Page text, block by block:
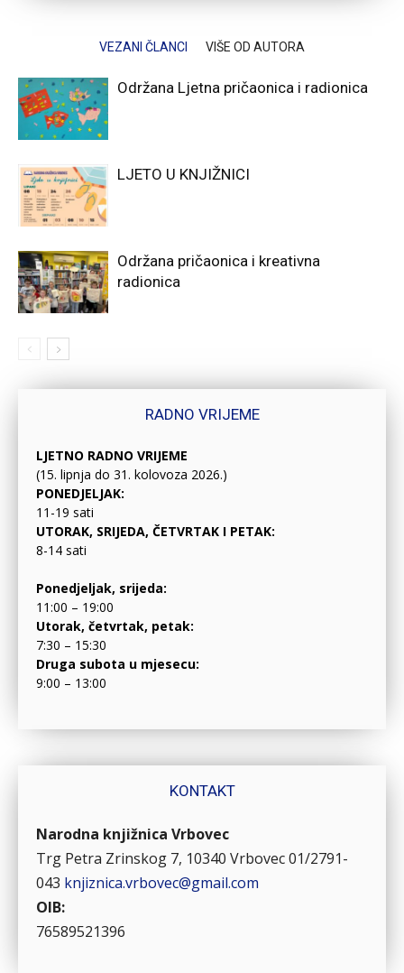
VEZANI ČLANCI VIŠE OD AUTORA
Održana Ljetna pričaonica i radionica
LJETO U KNJIŽNICI
Održana pričaonica i kreativna
radionica
RADNO VRIJEME
LJETNO RADNO VRIJEME
(15. lipnja do 31. kolovoza 2026.)
PONEDJELJAK:
11-19 sati
UTORAK, SRIJEDA, ČETVRTAK I PETAK:
8-14 sati
Ponedjeljak, srijeda:
11:00 – 19:00
Utorak, četvrtak, petak:
7:30 – 15:30
Druga subota u mjesecu:
9:00 – 13:00
KONTAKT
Narodna knjižnica Vrbovec
Trg Petra Zrinskog 7, 10340 Vrbovec01/2791-
043 knjiznica.vrbovec@gmail.com
OIB:
76589521396